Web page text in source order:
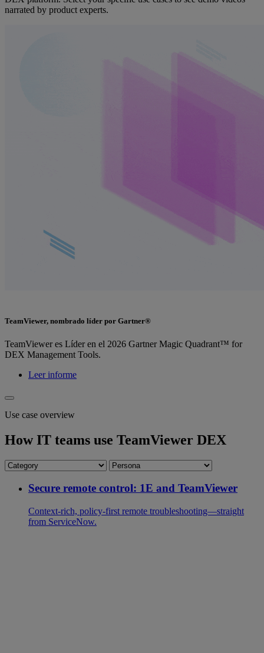
narrated by product experts.
TeamViewer, nombrado líder por Gartner®
TeamViewer es Líder en el 2026 Gartner Magic Quadrant™ for
DEX Management Tools.
Leer informe
Use case overview
How IT teams use TeamViewer DEX
Secure remote control: 1E and TeamViewer
Context-rich, policy-first remote troubleshooting—straight
from ServiceNow.